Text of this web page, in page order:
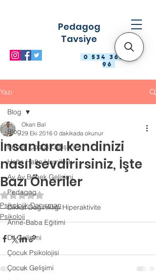
0 534 363 98
96
Pedagog
Tavsiye
Yazı
Blog
Bebek Çocuk Gelişimi
Hafta Hafta Hamilelik
Ay Ay Bebek Gelişimi
Pedagog
Dikkat Dağınıklığı Hiperaktivite
Anne-Baba Eğitimi
Dil Gelişimi
Çocuk Psikolojisi
Çocuk Gelişimi
Blog
İnsanlara kendinizi
nasıl sevdirirsiniz, İşte
Bazı Öneriler
Okan Bal
29 Eki 2016 0 dakikada okunur
5 üzerinden NaN yıldız
Psikolojik Danışman
Psikoloji